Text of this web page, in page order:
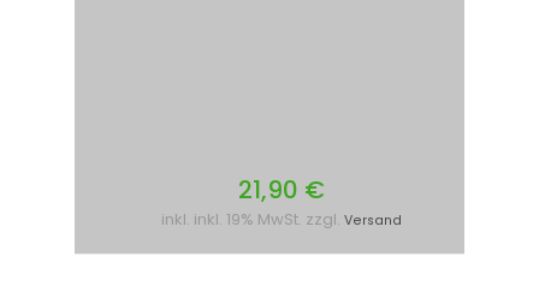
21,90 €
inkl. inkl. 19% MwSt. zzgl. Versand